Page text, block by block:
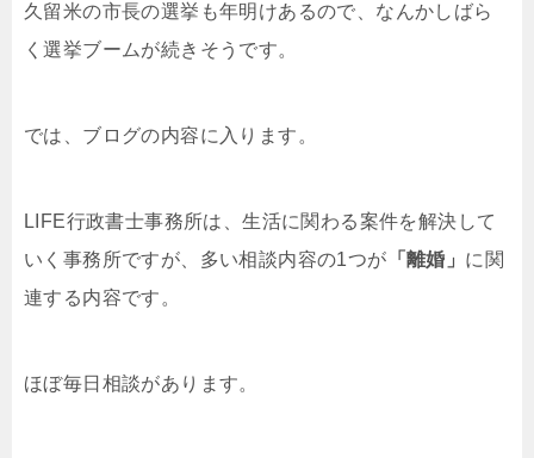
久留米の市長の選挙も年明けあるので、なんかしばら
く選挙ブームが続きそうです。
では、ブログの内容に入ります。
LIFE行政書士事務所は、生活に関わる案件を解決して
いく事務所ですが、多い相談内容の1つが 「離婚」 に関
連する内容です。
ほぼ毎日相談があります。